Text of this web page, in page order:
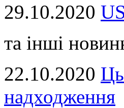
29.10.2020
та інші
22.10.2020
надходження